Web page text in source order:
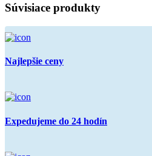
Súvisiace produkty
Najlepšie ceny
Expedujeme do 24 hodín